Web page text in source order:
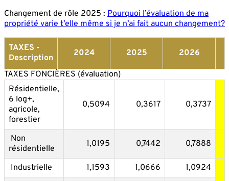
Changement de rôle 2025 : Pourquoi l’évaluation de ma
propriété varie t’elle même si je n’ai fait aucun changement?
TAXES -
Description
2024 2025 2026
TAXES FONCIÈRES (évaluation)
Résidentielle,
6 log+,
agricole,
forestier
0,5094 0,3617 0,3737
Non
résidentielle
1,0195 0,7442 0,7888
Industrielle 1,1593 1,0666
1,0924